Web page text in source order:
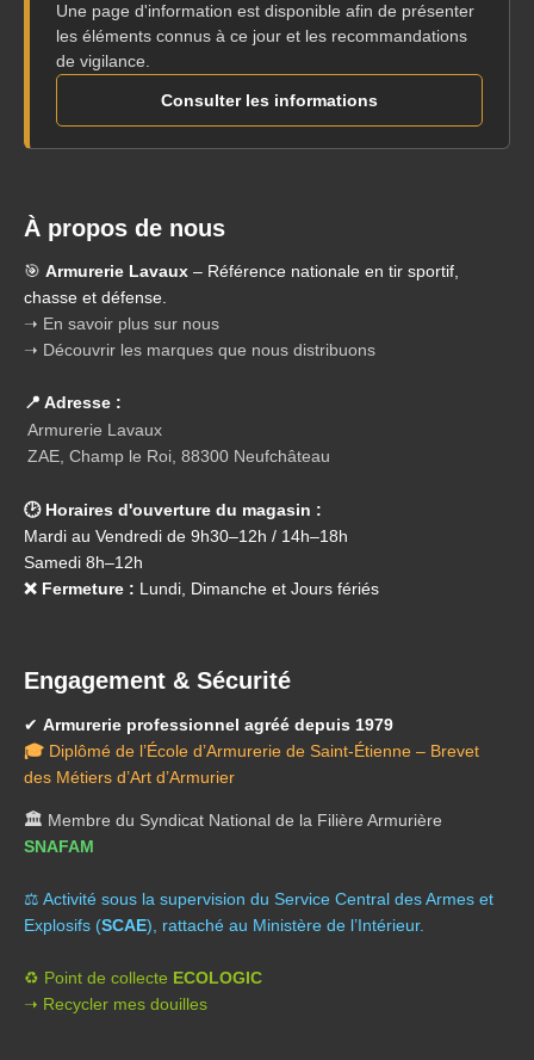
Une page d'information est disponible afin de présenter
les éléments connus à ce jour et les recommandations
de vigilance.
Consulter les informations
À propos de nous
🎯 Armurerie Lavaux – Référence nationale en tir sportif,
chasse et défense.
➝ En savoir plus sur nous
➝ Découvrir les marques que nous distribuons
📍 Adresse :
Armurerie Lavaux
ZAE, Champ le Roi, 88300 Neufchâteau
🕑 Horaires d'ouverture du magasin :
Mardi au Vendredi de 9h30–12h / 14h–18h
Samedi 8h–12h
❌ Fermeture : Lundi, Dimanche et Jours fériés
Engagement & Sécurité
✔ Armurerie professionnel agréé depuis 1979
🎓 Diplômé de l’École d’Armurerie de Saint-Étienne – Brevet
des Métiers d’Art d’Armurier
🏛️ Membre du Syndicat National de la Filière Armurière
SNAFAM
⚖️ Activité sous la supervision du Service Central des Armes et
Explosifs (SCAE), rattaché au Ministère de l’Intérieur.
♻️ Point de collecte ECOLOGIC
➝ Recycler mes douilles